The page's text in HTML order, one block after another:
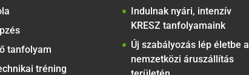
tanfolyam
tréning
Indulnak nyári, intenzív
KRESZ tanfolyamaink
Új szabályozás lép életbe a
nemzetközi áruszállítás